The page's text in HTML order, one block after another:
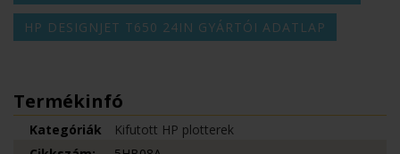
HP DESIGNJET T650 24IN GYÁRTÓI ADATLAP
Termékinfó
Kategóriák
Kifutott HP plotterek